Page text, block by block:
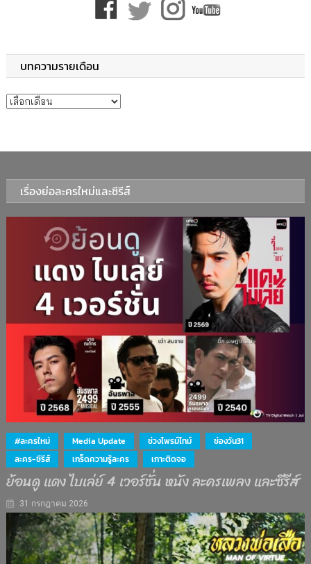
บทความรายเดือน
บทความรายเดือน
เรื่องย่อละครใหม่และซีรีส์
#ละครใหม่ Media Update ช่วงไพรม์ไทม์
ช่องวัน31
ละคร-ซีรีส์
เกร็ดความรู้ละคร เกาะติดจอ
ย้อนดู แดง ไบเล่ย์ 4 เวอร์ชั่น หนัง ละครเพลง และซีรีส์
31 กรกฎาคม 2026